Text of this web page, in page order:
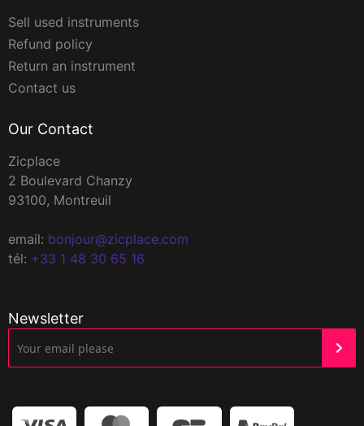
Sell used instruments
Refund policy
Return an instrument
Contact us
Our Contact
Zicplace
2 Boulevard Chanzy
93100, Montreuil
email: bonjour@zicplace.com
tél: +33 1 48 30 65 16
Newsletter